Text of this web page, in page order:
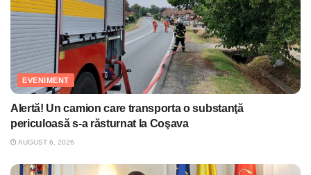
EVENIMENT
Alertă! Un camion care transporta o substanţă
periculoasă s-a răsturnat la Coşava
AUGUST 6, 2026